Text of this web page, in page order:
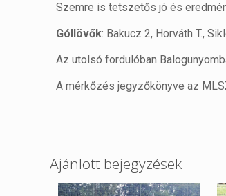
Szemre is tetszetős jó és
Góllövők: Bakucz 2, Horváth T.,
Az utolsó fordulóban
A mérkőzés jegyzőkönyve az
Ajánlott bejegyzések